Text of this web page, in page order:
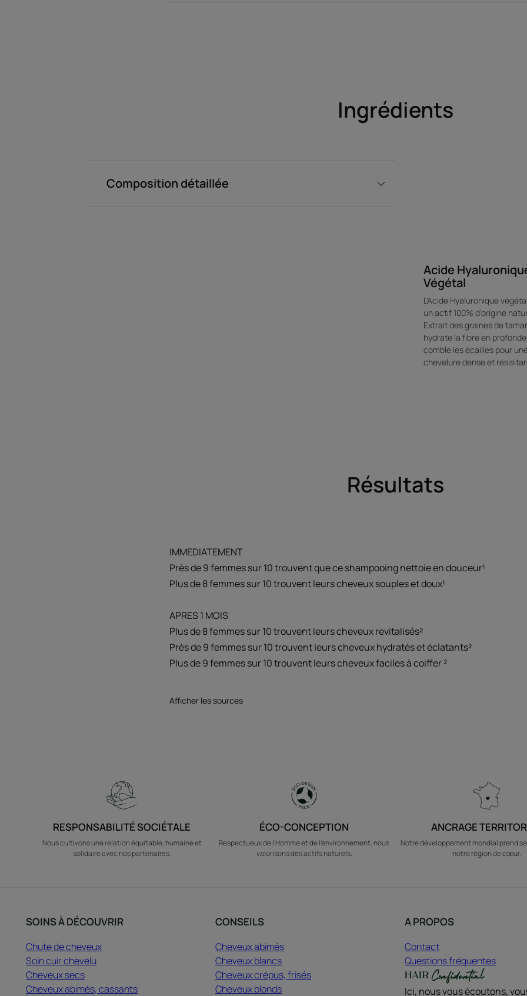
Fiche produit relative aux qualités et
Ingrédients
Composition détaillée
Acide
Végétal
L'Acide Hyaluronique
un actif 100% d'origine
Extrait des graines de
hydrate la fibre en
comble les écailles pour
chevelure dense et
Résultats
IMMEDIATEMENT
Près de 9 femmes sur 10 trouvent que ce shampooing nettoie en douceur¹
Plus de 8 femmes sur 10 trouvent leurs cheveux souples et doux¹
APRES 1 MOIS
Plus de 8 femmes sur 10 trouvent leurs cheveux revitalisés²
Près de 9 femmes sur 10 trouvent leurs cheveux hydratés et éclatants²
Plus de 9 femmes sur 10 trouvent leurs cheveux faciles à coiffer ²
Afficher les sources
RESPONSABILITÉ SOCIÉTALE
Nous cultivons une relation équitable, humaine et
solidaire avec nos partenaires.
ÉCO-CONCEPTION
Respectueux de l’Homme et de l’environnement, nous
valorisons des actifs naturels.
ANCRAGE
Notre développement mondial prend
notre région de cœur.
SOINS À DÉCOUVRIR
Chute de cheveux
Soin cuir chevelu
Cheveux secs
Cheveux abimés, cassants
CONSEILS
Cheveux abimés
Cheveux blancs
Cheveux crépus, frisés
Cheveux blonds
A PROPOS
Contact
Questions fréquentes
Ici, nous vous écoutons,